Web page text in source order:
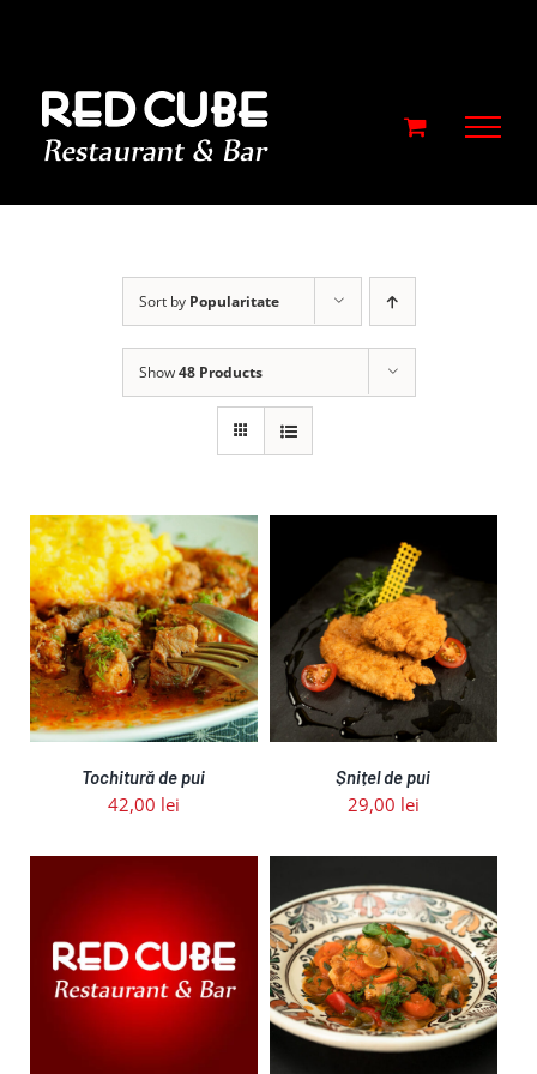
Sort by Popularitate
Show48 Products
Tochitură de pui
42,00 lei
ADAUGĂ ÎN COȘ
/
DETALII
Șnițel de pui
29,00 lei
ADAUGĂ ÎN COȘ
/
DETALII